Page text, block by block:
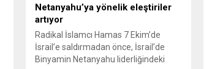
Netanyahu’ya yönelik eleştiriler
artıyor
Radikal İslamcı Hamas 7 Ekim’de
İsrail’e saldırmadan önce, İsrail’de
Binyamin Netanyahu liderliğindeki